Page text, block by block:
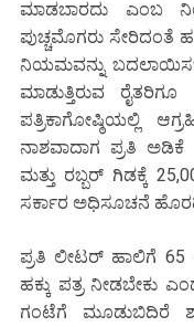
ಮಾಡಬಾರದು ಎಂಬ
ಪುಚ್ಚಮೊಗರು ಸೇರಿದಂತೆ
ನಿಯಮವನ್ನು
ಮಾಡುತ್ತಿರುವ
ಪತ್ರಿಕಾಗೋಷ್ಠಿಯಲ್ಲಿ
ನಾಶವಾದಾಗ ಪ್ರತಿ
ಮತ್ತು ರಬ್ಬರ್ ಗಿಡಕ್ಕೆ
ಸರ್ಕಾರ ಅಧಿಸೂಚನೆ
ಪ್ರತಿ ಲೀಟರ್ ಹಾಲಿಗೆ
ಹಕ್ಕು ಪತ್ರ ನೀಡಬೇಕು
ಗಂಟೆಗೆ ಮೂಡುಬಿದಿರೆ